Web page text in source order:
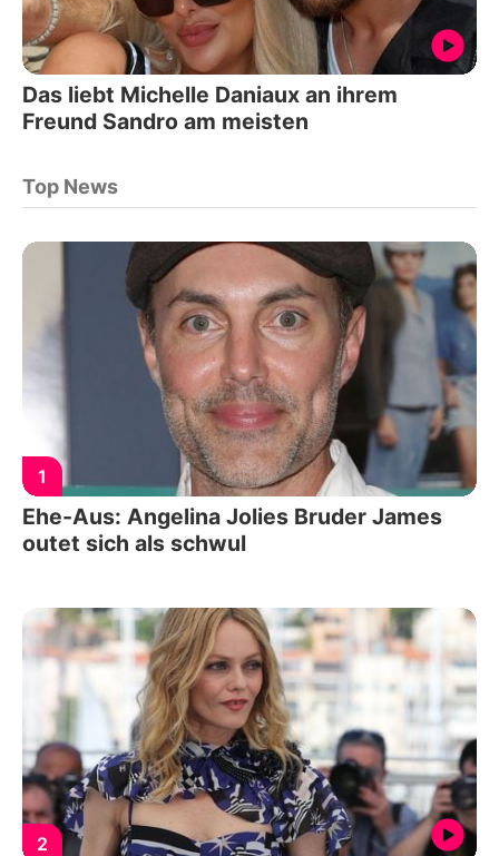
Das liebt Michelle Daniaux an ihrem
Freund Sandro am meisten
Top News
1
Ehe-Aus: Angelina Jolies Bruder James
outet sich als schwul
2